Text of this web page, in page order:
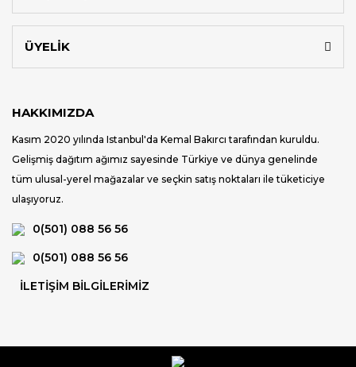
ÜYELİK
HAKKIMIZDA
Kasım 2020 yılında Istanbul'da Kemal Bakırcı tarafından kuruldu.
Gelişmiş dağıtım ağımız sayesinde Türkiye ve dünya genelinde
tüm ulusal-yerel mağazalar ve seçkin satış noktaları ile tüketiciye
ulaşıyoruz.
0(501) 088 56 56
0(501) 088 56 56
İLETİŞİM BİLGİLERİMİZ